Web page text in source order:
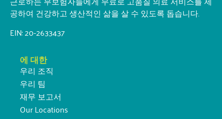
공하여 건강하고 생산적인 삶을 살 수 있도록 돕습니다.
EIN: 20-2633437
에 대한
우리 조직
우리 팀
재무 보고서
Our Locations